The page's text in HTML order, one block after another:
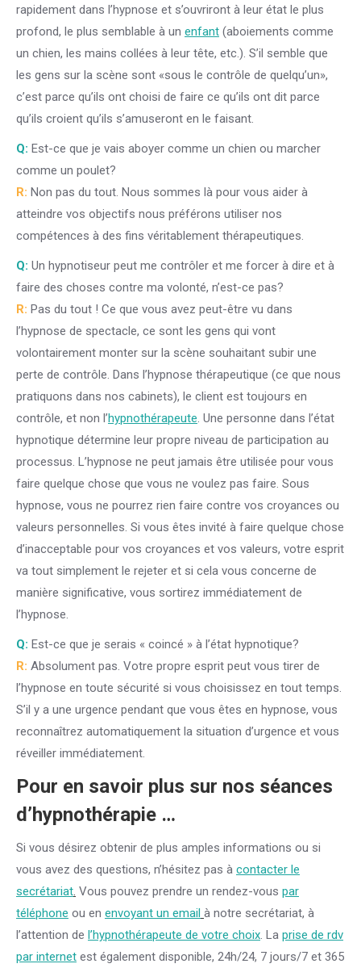
rapidement dans l’hypnose et s’ouvriront à leur état le plus
profond, le plus semblable à un enfant (aboiements comme
un chien, les mains collées à leur tête, etc.). S’il semble que
les gens sur la scène sont «sous le contrôle de quelqu’un»,
c’est parce qu’ils ont choisi de faire ce qu’ils ont dit parce
qu’ils croient qu’ils s’amuseront en le faisant.
Q: Est-ce que je vais aboyer comme un chien ou marcher
comme un poulet?
R: Non pas du tout. Nous sommes là pour vous aider à
atteindre vos objectifs nous préférons utiliser nos
compétences à des fins véritablement thérapeutiques.
Q: Un hypnotiseur peut me contrôler et me forcer à dire et à
faire des choses contre ma volonté, n’est-ce pas?
R: Pas du tout ! Ce que vous avez peut-être vu dans
l’hypnose de spectacle, ce sont les gens qui vont
volontairement monter sur la scène souhaitant subir une
perte de contrôle. Dans l’hypnose thérapeutique (ce que nous
pratiquons dans nos cabinets), le client est toujours en
contrôle, et non l’hypnothérapeute. Une personne dans l’état
hypnotique détermine leur propre niveau de participation au
processus. L’hypnose ne peut jamais être utilisée pour vous
faire quelque chose que vous ne voulez pas faire. Sous
hypnose, vous ne pourrez rien faire contre vos croyances ou
valeurs personnelles. Si vous êtes invité à faire quelque chose
d’inacceptable pour vos croyances et vos valeurs, votre esprit
va tout simplement le rejeter et si cela vous concerne de
manière significative, vous sortirez immédiatement de
l’hypnose.
Q: Est-ce que je serais « coincé » à l’état hypnotique?
R: Absolument pas. Votre propre esprit peut vous tirer de
l’hypnose en toute sécurité si vous choisissez en tout temps.
S’il y a une urgence pendant que vous êtes en hypnose, vous
reconnaîtrez automatiquement la situation d’urgence et vous
réveiller immédiatement.
Pour en savoir plus sur nos séances
d’hypnothérapie …
Si vous désirez obtenir de plus amples informations ou si
vous avez des questions, n’hésitez pas à contacter le
secrétariat. Vous pouvez prendre un rendez-vous par
téléphone ou en envoyant un email à notre secrétariat, à
l’attention de l’hypnothérapeute de votre choix. La prise de rdv
par internet est également disponible, 24h/24, 7 jours/7 et 365